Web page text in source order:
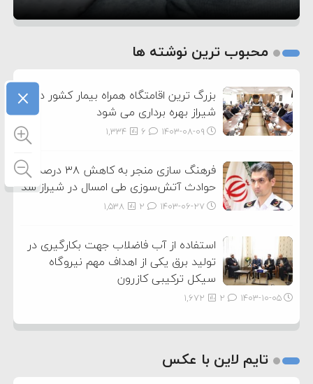
2
محبوب ترین نوشته ها
بزرگ ترین اقامتگاه همراه بیمار کشور در
شیراز بهره برداری می شود
۱۴۰۳-۰۸-۰۹ 1,334
فرهنگ سازی منجر به کاهش ۳۸ درصدی
حوادث آتش‌سوزی طی امسال در شیراز شد
۱۴۰۳-۰۶-۲۷ 1,538
استفاده از آب فاضلاب جهت بکارگیری در
تولید برق یکی از اهداف مهم نیروگاه
سیکل ترکیبی کازرون
۱۴۰۳-۱۰-۰۵ 1,672
تایم لاین با عکس
×